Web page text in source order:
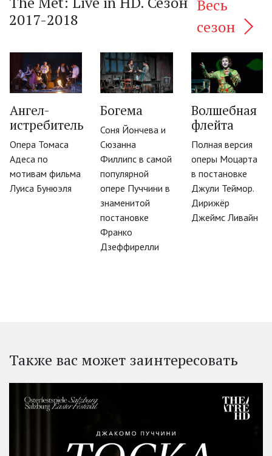
2017-2018
Весь
сезон
Ангел-
истребитель
Опера Томаса
Адеса по
мотивам фильма
Луиса Бунюэля
Богема
Соня Йончева и
Сюзанна
Филлипс в самой
популярной
опере Пуччини в
знаменитой
постановке
Франко
Дзеффирелли
Волшебная
флейта
Полная версия
оперы Моцарта
в постановке
Джули Теймор.
Дирижёр
Джеймс Ливайн
Также вас может заинтересовать